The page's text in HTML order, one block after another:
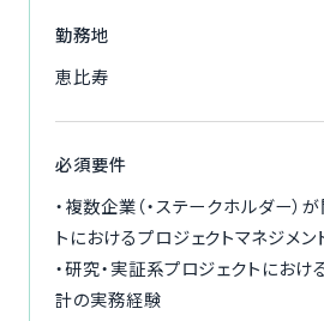
勤務地
恵比寿
必須要件
・複数企業（・ステークホルダー）
トにおけるプロジェクトマネジメン
・研究・実証系プロジェクトにお
計の実務経験